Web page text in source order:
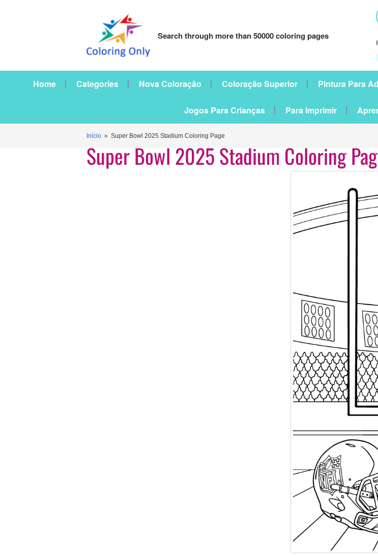
Search through more than 50000 coloring pages
Home Categories Nova Coloração Coloração Superior Pintura Para
Jogos Para Crianças Para Imprimir
Início » Super Bowl 2025 Stadium Coloring Page
Super Bowl 2025 Stadium Coloring